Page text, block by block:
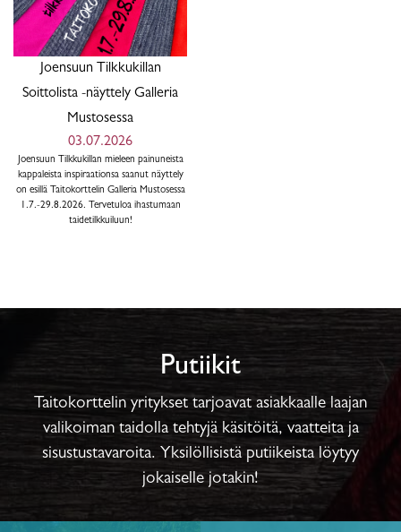
Joensuun Tilkkukillan
Soittolista -näyttely Galleria
Mustosessa
03.07.2026
Joensuun Tilkkukillan mieleen painuneista
kappaleista inspiraationsa saanut näyttely
on esillä Taitokorttelin Galleria Mustosessa
1.7.-29.8.2026. Tervetuloa ihastumaan
taidetilkkuiluun!
Putiikit
Taitokorttelin yritykset tarjoavat asiakkaalle laajan
valikoiman taidolla tehtyjä käsitöitä, vaatteita ja
sisustustavaroita. Yksilöllisistä putiikeista löytyy
jokaiselle jotakin!